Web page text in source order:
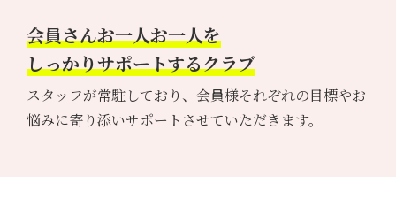
会員さんお一人お一人を
しっかりサポートするクラブ
スタッフが常駐しており、会員様それぞれの目標やお
悩みに寄り添いサポートさせていただきます。